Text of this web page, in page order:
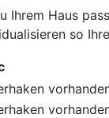
Haus
so